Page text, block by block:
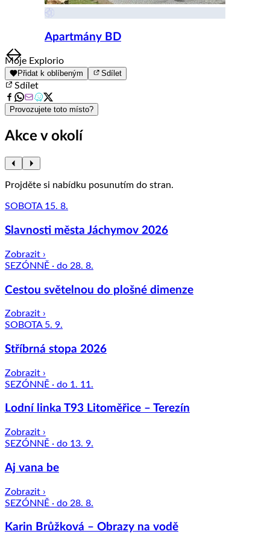
Apartmány BD
Item
1
of
8
Moje Explorio
Přidat k oblíbeným Sdílet
Sdílet
Provozujete toto místo?
Akce v okolí
Projděte si nabídku posunutím do stran.
SOBOTA 15. 8.
Slavnosti města Jáchymov 2026
Zobrazit ›
SEZÓNNĚ · do 28. 8.
Cestou světelnou do plošné dimenze
Zobrazit ›
SOBOTA 5. 9.
Stříbrná stopa 2026
Zobrazit ›
SEZÓNNĚ · do 1. 11.
Lodní linka T93 Litoměřice – Terezín
Zobrazit ›
SEZÓNNĚ · do 13. 9.
Aj vana be
Zobrazit ›
SEZÓNNĚ · do 28. 8.
Karin Brůžková – Obrazy na vodě